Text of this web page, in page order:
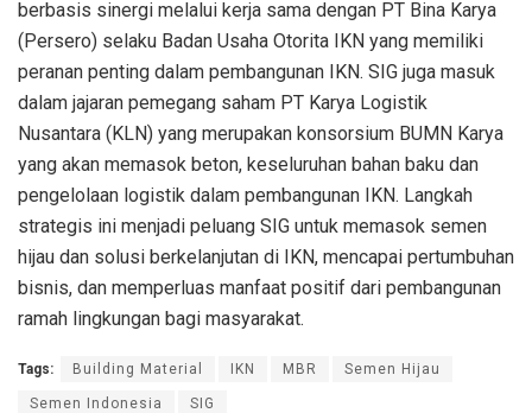
berbasis sinergi melalui kerja sama dengan PT Bina Karya
(Persero) selaku Badan Usaha Otorita IKN yang memiliki
peranan penting dalam pembangunan IKN. SIG juga masuk
dalam jajaran pemegang saham PT Karya Logistik
Nusantara (KLN) yang merupakan konsorsium BUMN Karya
yang akan memasok beton, keseluruhan bahan baku dan
pengelolaan logistik dalam pembangunan IKN. Langkah
strategis ini menjadi peluang SIG untuk memasok semen
hijau dan solusi berkelanjutan di IKN, mencapai pertumbuhan
bisnis, dan memperluas manfaat positif dari pembangunan
ramah lingkungan bagi masyarakat.
Tags: Building Material IKN MBR Semen Hijau
Semen Indonesia SIG